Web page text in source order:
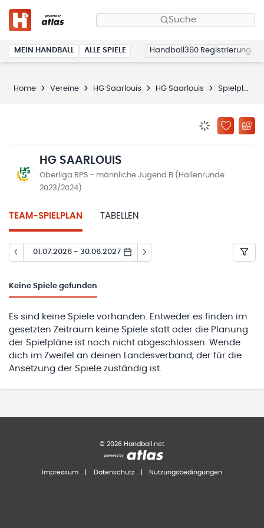
Suche
MEIN HANDBALL ALLE SPIELE Handball360 Registrierung
Home Vereine HG Saarlouis HG Saarlouis Spielplan
ZU
HG SAARLOUIS
Oberliga RPS - männliche Jugend B (Hallenrunde
2023/2024)
TEAM-SPIELPLAN TABELLEN
01.07.2026 - 30.06.2027
Keine Spiele gefunden
Es sind keine Spiele vorhanden. Entweder es finden im
gesetzten Zeitraum keine Spiele statt oder die Planung
der Spielpläne ist noch nicht abgeschlossen. Wende
dich im Zweifel an deinen Landesverband, der für die
Ansetzung der Spiele zuständig ist.
© 2026 Handball.net
Impressum Datenschutz Nutzungsbedingungen